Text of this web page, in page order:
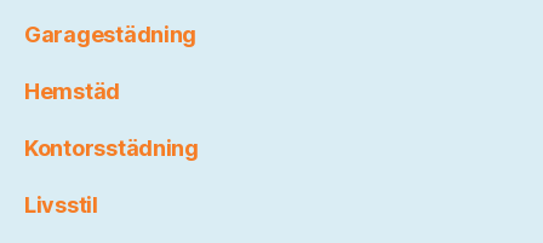
Garagestädning
Hemstäd
Kontorsstädning
Livsstil